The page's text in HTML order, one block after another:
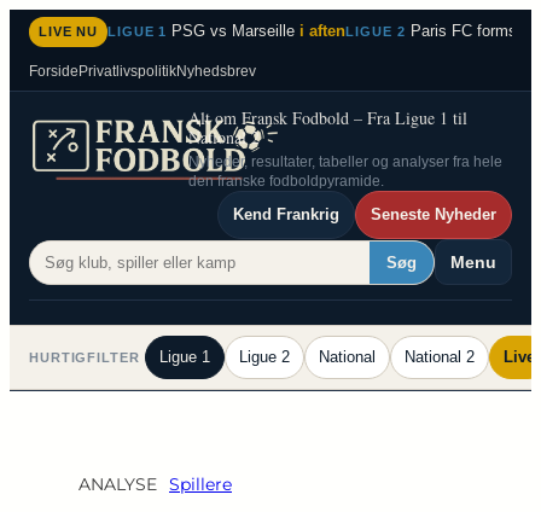
Spring
indhold
LIVE NU LIGUE 1 PSG vs Marseille i aftenLIGUE 2 Paris FC
Forside PrivatlivspolitikNyhedsbrev
Alt om Fransk Fodbold – Fra Ligue 1 til
National 2
Nyheder, resultater, tabeller og analyser fra hele
den franske fodboldpyramide.
Kend Frankrig Seneste Nyheder
Søg Menu
HURTIGFILTER Ligue 1 Ligue 2 National National 2 Live
ANALYSE Spillere